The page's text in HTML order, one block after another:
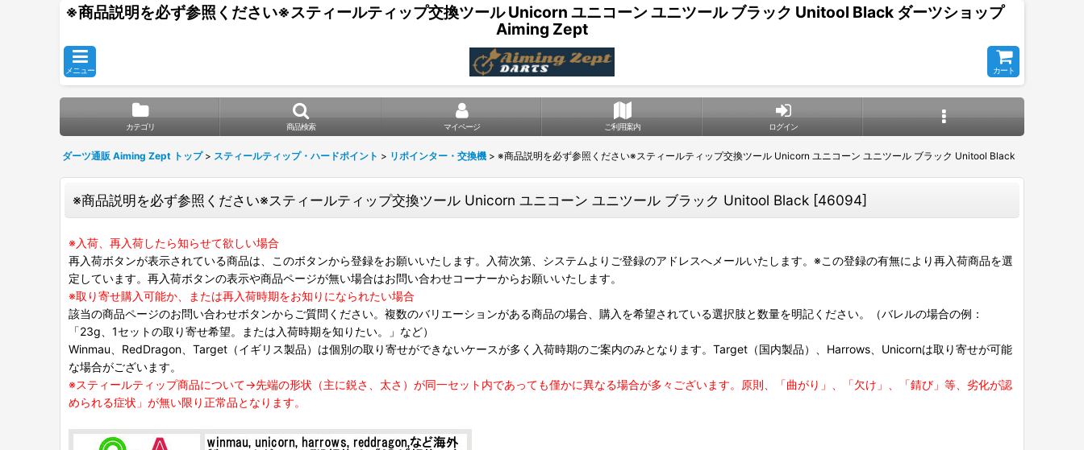
※商品説明を必ず参照ください※スティールティップ交換ツール Unicorn ユニコーン ユニツール ブラック Unitool Black ダーツショップ
Aiming Zept
メニュー カート
カテゴリ 商品検索 マイページ ご利用案内 ログイン
ダーツ通販 Aiming Zept トップ > スティールティップ・ハードポイント > リポインター・交換機 > ※商品説明を必ず参照ください※スティールティップ交換ツール Unicorn ユニコーン ユニツール ブラック Unitool Black
※商品説明を必ず参照ください※スティールティップ交換ツール Unicorn ユニコーン ユニツール ブラック Unitool Black [46094]
※入荷、再入荷したら知らせて欲しい場合
再入荷ボタンが表示されている商品は、このボタンから登録をお願いいたします。入荷次第、システムよりご登録のアドレスへメールいたします。※この登録の有無により再入荷商品を選
定しています。再入荷ボタンの表示や商品ページが無い場合はお問い合わせコーナーからお願いいたします。
※取り寄せ購入可能か、または再入荷時期をお知りになられたい場合
該当の商品ページのお問い合わせボタンからご質問ください。複数のバリエーションがある商品の場合、購入を希望されている選択肢と数量を明記ください。（バレルの場合の例：
「23g、1セットの取り寄せ希望。または入荷時期を知りたい。」など）
Winmau、RedDragon、Target（イギリス製品）は個別の取り寄せができないケースが多く入荷時期のご案内のみとなります。Target（国内製品）、Harrows、Unicornは取り寄せが可能
な場合がございます。
※スティールティップ商品について→先端の形状（主に鋭さ、太さ）が同一セット内であっても僅かに異なる場合が多々ございます。原則、「曲がり」、「欠け」、「錆び」等、劣化が認
められる症状」が無い限り正常品となります。